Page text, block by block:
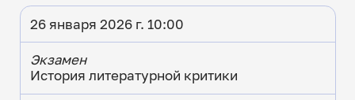
26 января 2026 г. 10:00
Экзамен
История литературной критики